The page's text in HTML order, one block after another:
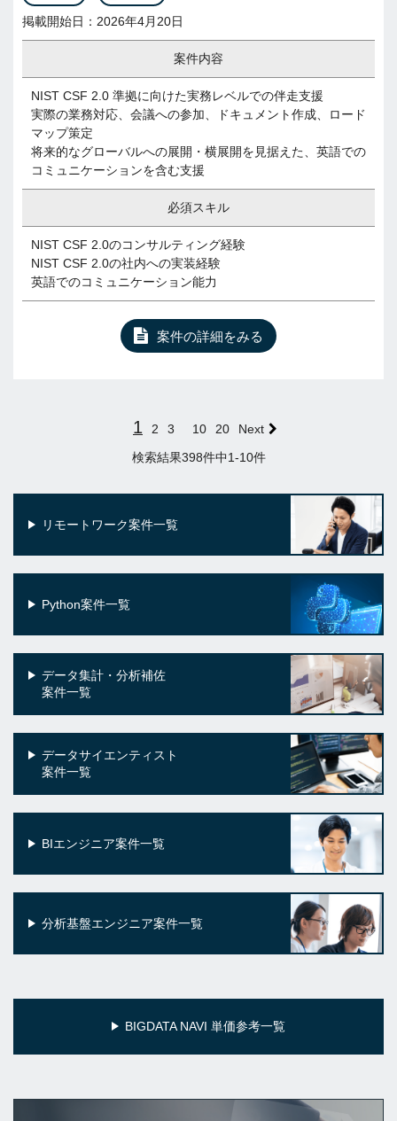
掲載開始日：2026年4月20日
案件内容
NIST CSF 2.0 準拠に向けた実務レベルでの伴走支援
実際の業務対応、会議への参加、ドキュメント作成、ロード
マップ策定
将来的なグローバルへの展開・横展開を見据えた、英語での
コミュニケーションを含む支援
必須スキル
NIST CSF 2.0のコンサルティング経験
NIST CSF 2.0の社内への実装経験
英語でのコミュニケーション能力
案件の詳細をみる
1 2 3 10 20 Next
検索結果398件中1-10件
リモートワーク案件一覧
Python案件一覧
データ集計・分析補佐
案件一覧
データサイエンティスト
案件一覧
BIエンジニア案件一覧
分析基盤エンジニア案件一覧
BIGDATA NAVI 単価参考一覧